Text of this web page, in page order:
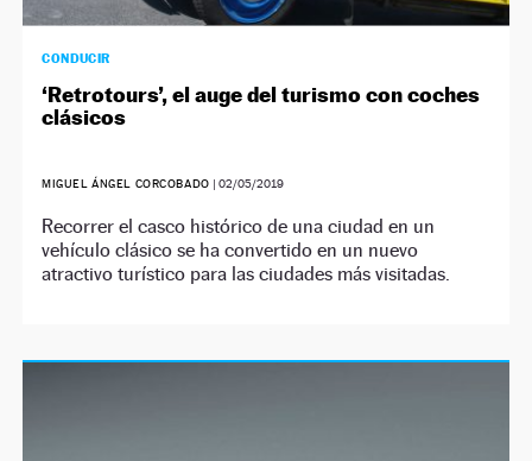
CONDUCIR
‘Retrotours’, el auge del turismo con coches
clásicos
MIGUEL ÁNGEL CORCOBADO |02/05/2019
Recorrer el casco histórico de una ciudad en un
vehículo clásico se ha convertido en un nuevo
atractivo turístico para las ciudades más visitadas.